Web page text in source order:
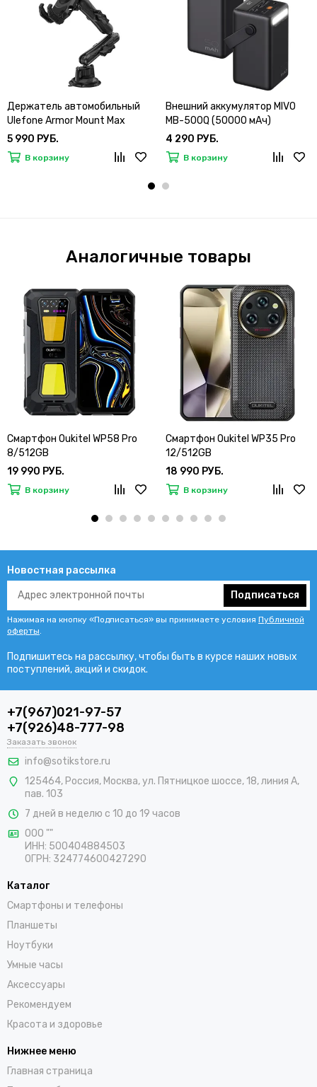
Держатель автомобильный
Ulefone Armor Mount Max
5 990 РУБ.
В корзину
Внешний аккумулятор MIVO
MB-500Q (50000 мАч)
4 290 РУБ.
В корзину
Аналогичные товары
Смартфон Oukitel WP58 Pro
8/512GB
19 990 РУБ.
В корзину
Смартфон Oukitel WP35 Pro
12/512GB
18 990 РУБ.
В корзину
Новостная рассылка
Подписаться
Нажимая на кнопку «Подписаться» вы принимаете условия Публичной
оферты
Подпишитесь на рассылку, чтобы быть в курсе наших новых
поступлений, акций и скидок.
+7(967)021-97-57
+7(926)48-777-98
Заказать звонок
info@sotikstore.ru
125464, Россия, Москва,ул. Пятницкое шоссе, 18, линия А,
пав. 103
7 дней в неделю с 10 до 19 часов
ООО ""
ИНН: 500404884503
ОГРН: 324774600427290
Каталог
Смартфоны и телефоны
Планшеты
Ноутбуки
Умные часы
Аксессуары
Рекомендуем
Красота и здоровье
Нижнее меню
Главная страница